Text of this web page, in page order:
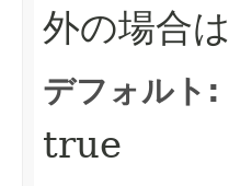
外の場合は
デフォルト:
true